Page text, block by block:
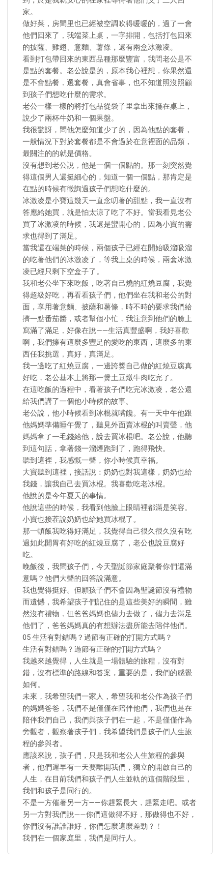
家。
做好菜，房間里也已經被空調吹得暖暖的，過了一會
他們回來了，我端菜上桌，一字排開，包括打包回來
的披薩、雞翅、意麵、薯條，還有兩盒冰激凌。
看到打包帶回來的東西品種那麼豐富，我問老公是不
是點的套餐。老公說是的，原本我心裡想，你果然還
是不會點餐，選套餐，真會省事，也不知道照沒照顧
到孩子們想吃什麼的需求。
老公一樣一樣的將打包品從袋子里拿出來擺在桌上，
說少了兩杯牛奶和一個果盤。
我很驚訝，問他怎麼知道少了的，因為他點的套餐，
一般情況下對於套餐都是不會過於在意裡面的品類，
最關注的的就是價格。
沒有想到老公說，他是一個一個點的。那一刻突然覺
得這個男人還挺細心的，知道一個一個點，那肯定是
在點的時候有徵詢過孩子們想吃什麼的。
冰激凌是小寶這幾天一直念叨著的甜點，我一直沒有
答應給她買，就是怕太涼了吃了不好。當我看見老公
買了冰激凌的時候，我還是蠻開心的，因為小寶的需
求也得到了滿足。
當我還在端菜的時候，兩個孩子已經在開始吸溜吸溜
的吃著他們的冰激凌了，等我上桌的時候，兩盒冰激
凌已經只剩下空盒子了。
我和老公坐下來吃飯，吃著自己燒的紅燒豆腐，我覺
得超級好吃，再看看孩子們，他們坐在我和老公的對
面，享用著意麵、披薩和薯條，時不時的要求我們給
擠一點番茄醬，或者幫個小忙，我注意到他們的臉上
寫滿了滿足，好像在說——生活真豐盛啊，我好喜歡
啊，我們擁有這麼多豐足的愛吃的東西，這麼多的東
西任我挑選，真好，真滿足。
我一邊吃了紅燒豆腐，一邊誇獎自己做的紅燒豆腐真
好吃，老公基本上將那一煲土豆燉牛肉吃完了。
在這吃飯的過程中，看著孩子們吃完冰激凌，老公還
給我們講了一個他小時候的故事。
老公說，他小時候看到冰棍就嘴饞。有一天中午他跟
他媽媽準備睡午覺了，聽見外面賣冰棍的叫賣聲，他
媽媽拿了一毛錢給他，說去買冰棍吧。老公說，他聽
到這句話，拿著錢一溜煙跑到了，跑得飛快。
聽到這裡，我感慨一聲，你小時候真幸福。
大寶聽到這裡，接話說：奶奶也對我這樣，奶奶也給
我錢，讓我自己去買冰棍。我喜歡吃老冰棍。
他說的是今年夏天的事情。
他說這些的時候，我看到他臉上眼睛裡都滿是笑容。
小寶也接茬說奶奶也給她買冰棍了。
那一頓飯我吃得好滿足，我覺得自己很久很久沒有吃
過如此開胃有好吃的紅燒豆腐了，老公也說豆腐好
吃。
晚飯後，我問孩子們，今天聖誕節家庭聚餐你們還滿
意嗎？他們大聲的回答說滿意。
我也覺得挺好。但願孩子們不會因為聖誕節沒有禮物
而遺憾，我希望孩子們記住的是這些美好的瞬間，雖
然沒有禮物，但爸爸媽媽也儘力去做了，儘力去滿足
他們了，爸爸媽媽真的有想辦法盡所能去陪伴他們。
05 生活有對錯嗎？過節有正確的打開方式嗎？
生活有對錯嗎？過節有正確的打開方式嗎？
我越來越覺得，人生就是一場體驗的旅程，沒有對
錯，沒有標準的路線和答案，重要的是，我們的感覺
如何。
未來，我希望我們一家人，希望我和老公作為孩子們
的媽媽爸爸，我們不是僅僅在陪伴他們，我們也是在
陪伴我們自己，我們與孩子們在一起，不是僅僅作為
旁觀者，觀察著孩子們，我希望我們是孩子們人生旅
程的參與者。
應該來說，孩子們，只是我和老公人生旅程的參與
者，他們遲早有一天要離開我們，獨立的開啟自己的
人生，在目前我們和孩子們人生並軌的這個階段里，
我們和孩子是同行的。
不是一方催著另一方——你趕緊長大，趕緊走吧。或者
另一方對我們說——你們這做得不好，那做得也不好，
你們沒有誰誰誰好，你們怎麼這麼差勁？！
我們在一個家庭里，我們是同行人。